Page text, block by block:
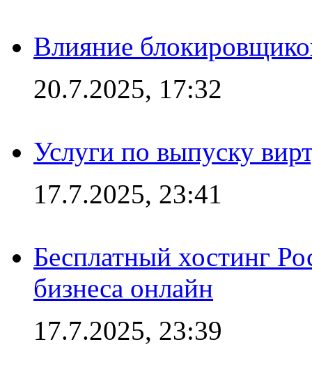
Влияние
20.7.2025, 17:32
Услуги по выпуску
17.7.2025, 23:41
Бесплатный хостинг
бизнеса онлайн
17.7.2025, 23:39